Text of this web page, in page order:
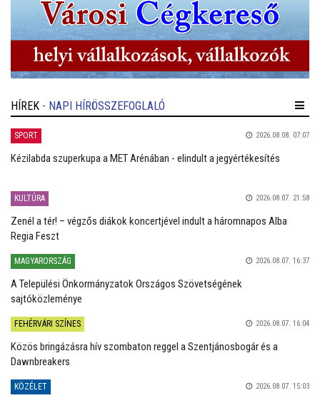
HÍREK - NAPI HÍRÖSSZEFOGLALÓ
SPORT 2026.08.08. 07:07
Kézilabda szuperkupa a MET Arénában - elindult a jegyértékesítés
KULTÚRA 2026.08.07. 21:58
Zenél a tér! – végzős diákok koncertjével indult a háromnapos Alba
Regia Feszt
MAGYARORSZÁG 2026.08.07. 16:37
A Települési Önkormányzatok Országos Szövetségének
sajtóközleménye
FEHÉRVÁRI SZÍNES 2026.08.07. 16:04
Közös bringázásra hív szombaton reggel a Szentjánosbogár és a
Dawnbreakers
KÖZÉLET 2026.08.07. 15:03